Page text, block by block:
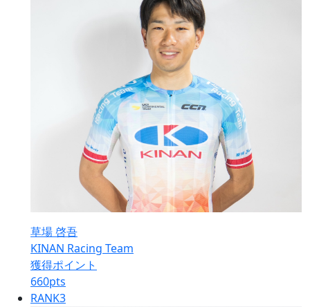
草場 啓吾
KINAN Racing Team
獲得ポイント
660pts
RANK3